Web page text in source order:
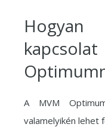
A MVM
valamelyikén lehet